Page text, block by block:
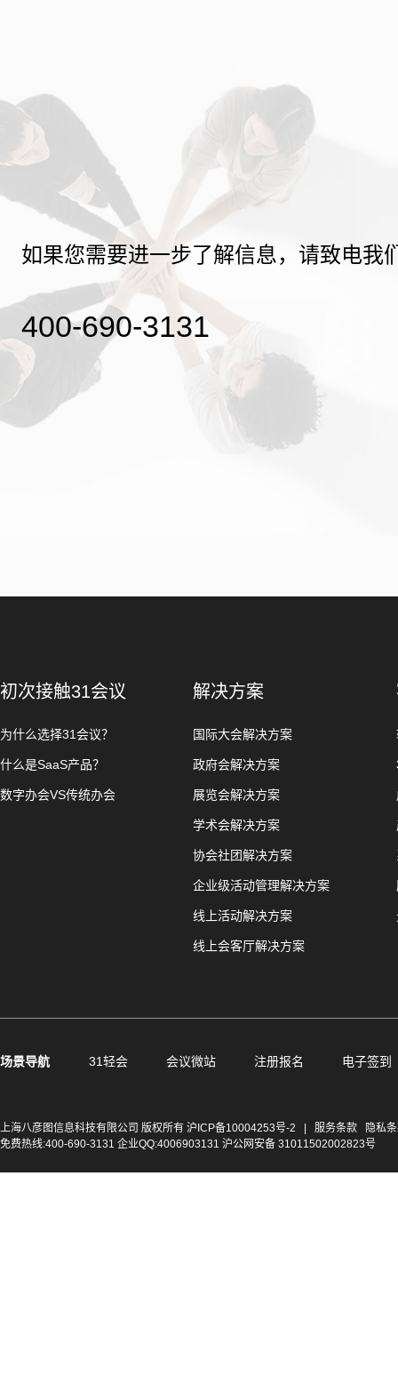
如果您需要进一步了解信息，请致电我
400-690-3131
初次接触31会议
为什么选择31会议？
什么是SaaS产品？
数字办会VS传统办会
解决方案
国际大会解决方案
政府会解决方案
展览会解决方案
学术会解决方案
协会社团解决方案
企业级活动管理解决方案
线上活动解决方案
线上会客厅解决方案
场景导航 31轻会 会议微站 注册报名 电子签到
上海八彦图信息科技有限公司 版权所有 沪ICP备10004253号-2 服务条款
隐私
免费热线:400-690-3131 企业QQ:4006903131 沪公网安备 31011502002823号